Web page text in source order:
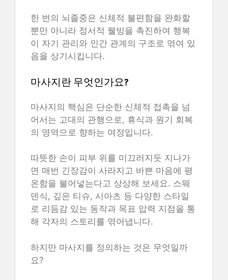
한 번의 뇌졸중은 신체적 불편함을 완화할
뿐만 아니라 정서적 웰빙을 촉진하여 행복
이 자기 관리와 인간 관계의 구조로 엮여 있
음을 상기시킵니다.
마사지란 무엇인가요?
마사지의 핵심은 단순한 신체적 접촉을 넘
어서는 고대의 관행으로, 휴식과 원기 회복
의 영역으로 향하는 여정입니다.
따뜻한 손이 피부 위를 미끄러지듯 지나가
면 매번 긴장감이 사라지고 바쁜 마음에 평
온함을 불어넣는다고 상상해 보세요. 스웨
덴식, 깊은 티슈, 시아츠 등 다양한 스타일
로 리듬감 있는 동작과 목표 압력 지점을 통
해 각자의 스토리를 엮어냅니다.
하지만 마사지를 정의하는 것은 무엇일까
요?